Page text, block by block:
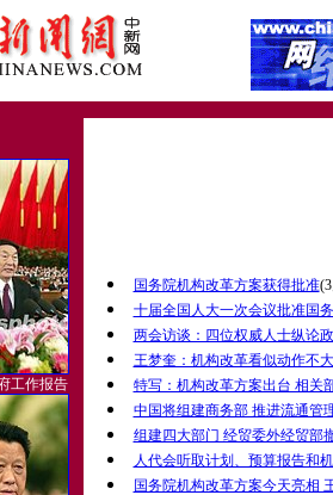
工作报告
国务院机构改革方案获得批准
十届全国人大一次会议批准国
两会访谈：四位权威人士纵论
王梦奎：机构改革看似动作不
特写：机构改革方案出台 相关
中国将组建商务部 推进流通管
组建四大部门 经贸委外经贸部
人代会听取计划、预算报告和
国务院机构改革方案今天亮相